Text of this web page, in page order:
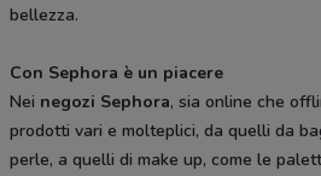
bellezza.
Con Sephora è un piacere
Nei negozi Sephora, sia online che
prodotti vari e molteplici, da quelli da
perle, a quelli di make up, come le